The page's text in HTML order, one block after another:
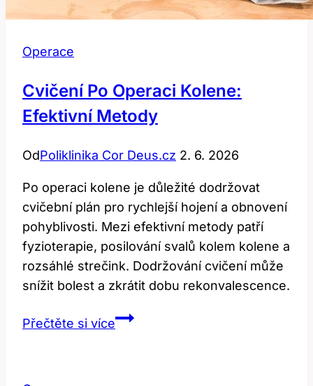
Operace
Cvičení Po Operaci Kolene:
Efektivní Metody
OdPoliklinika Cor Deus.cz 2. 6. 2026
Po operaci kolene je důležité dodržovat
cvičební plán pro rychlejší hojení a obnovení
pohyblivosti. Mezi efektivní metody patří
fyzioterapie, posilování svalů kolem kolene a
rozsáhlé strečink. Dodržování cvičení může
snížit bolest a zkrátit dobu rekonvalescence.
Přečtěte si víceCvičení